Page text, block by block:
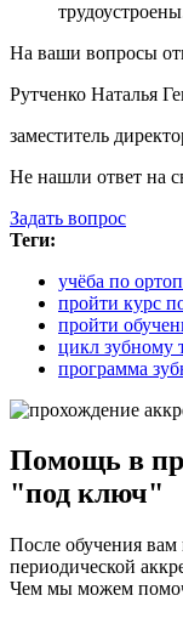
На ваши вопросы
Рутченко Наталья
заместитель
Не нашли ответ на
Задать вопрос
Теги:
учёба по
пройти курс
пройти
цикл зубному
программа
Помощь в
"под ключ"
После обучения вам
периодической
Чем мы можем